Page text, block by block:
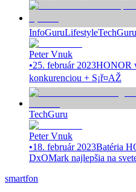
InfoGuruLifestyleTechGuru
Peter Vnuk
•25. február 2023HONOR
konkurenciou + S¡ř¤AŽ
TechGuru
Peter Vnuk
•18. február 2023Batéria
DxOMark najlepšia na
smartfon